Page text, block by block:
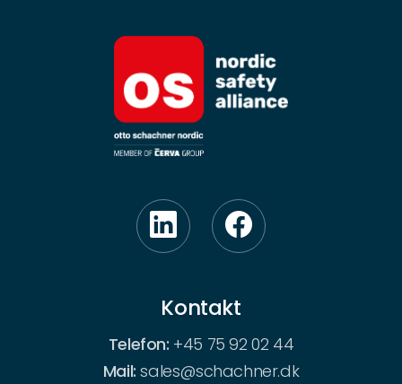
Kontakt
Telefon: +45 75 92 02 44
Mail:sales@schachner.dk